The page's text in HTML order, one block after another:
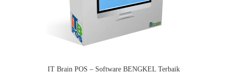
IT Brain POS – Software BENGKEL Terbaik